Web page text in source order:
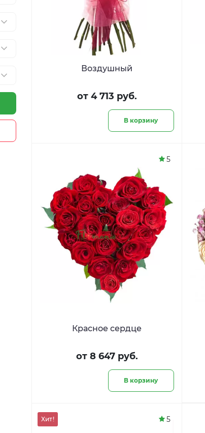
Воздушный
от 4 713 руб.
В корзину
Красное сердце
от 8 647 руб.
В корзину
5
Хит! 5